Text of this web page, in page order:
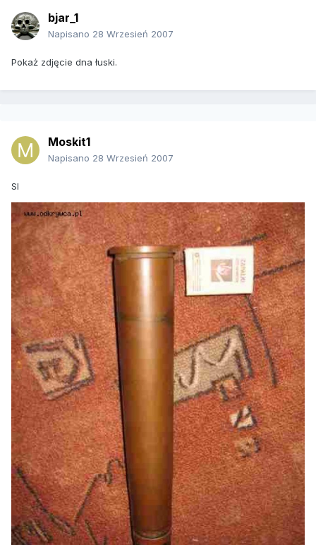
bjar_1
Napisano 28 Wrzesień 2007
Pokaż zdjęcie dna łuski.
Moskit1
Napisano 28 Wrzesień 2007
SI